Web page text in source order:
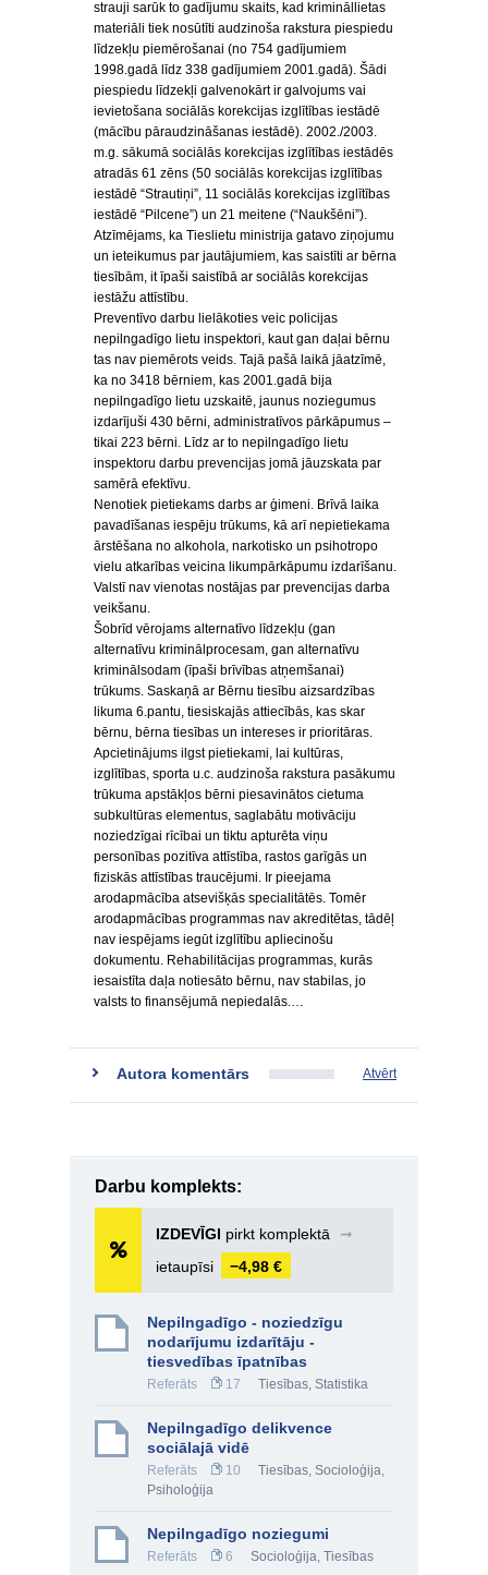
strauji sarūk to gadījumu skaits, kad krimināllietas
materiāli tiek nosūtīti audzinoša rakstura piespiedu
līdzekļu piemērošanai (no 754 gadījumiem
1998.gadā līdz 338 gadījumiem 2001.gadā). Šādi
piespiedu līdzekļi galvenokārt ir galvojums vai
ievietošana sociālās korekcijas izglītības iestādē
(mācību pāraudzināšanas iestādē). 2002./2003.
m.g. sākumā sociālās korekcijas izglītības iestādēs
atradās 61 zēns (50 sociālās korekcijas izglītības
iestādē “Strautiņi”, 11 sociālās korekcijas izglītības
iestādē “Pilcene”) un 21 meitene (“Naukšēni”).
Atzīmējams, ka Tieslietu ministrija gatavo ziņojumu
un ieteikumus par jautājumiem, kas saistīti ar bērna
tiesībām, it īpaši saistībā ar sociālās korekcijas
iestāžu attīstību.
Preventīvo darbu lielākoties veic policijas
nepilngadīgo lietu inspektori, kaut gan daļai bērnu
tas nav piemērots veids. Tajā pašā laikā jāatzīmē,
ka no 3418 bērniem, kas 2001.gadā bija
nepilngadīgo lietu uzskaitē, jaunus noziegumus
izdarījuši 430 bērni, administratīvos pārkāpumus –
tikai 223 bērni. Līdz ar to nepilngadīgo lietu
inspektoru darbu prevencijas jomā jāuzskata par
samērā efektīvu.
Nenotiek pietiekams darbs ar ģimeni. Brīvā laika
pavadīšanas iespēju trūkums, kā arī nepietiekama
ārstēšana no alkohola, narkotisko un psihotropo
vielu atkarības veicina likumpārkāpumu izdarīšanu.
Valstī nav vienotas nostājas par prevencijas darba
veikšanu.
Šobrīd vērojams alternatīvo līdzekļu (gan
alternatīvu kriminālprocesam, gan alternatīvu
kriminālsodam (īpaši brīvības atņemšanai)
trūkums. Saskaņā ar Bērnu tiesību aizsardzības
likuma 6.pantu, tiesiskajās attiecībās, kas skar
bērnu, bērna tiesības un intereses ir prioritāras.
Apcietinājums ilgst pietiekami, lai kultūras,
izglītības, sporta u.c. audzinoša rakstura pasākumu
trūkuma apstākļos bērni piesavinātos cietuma
subkultūras elementus, saglabātu motivāciju
noziedzīgai rīcībai un tiktu apturēta viņu
personības pozitīva attīstība, rastos garīgās un
fiziskās attīstības traucējumi. Ir pieejama
arodapmācība atsevišķās specialitātēs. Tomēr
arodapmācības programmas nav akreditētas, tādēļ
nav iespējams iegūt izglītību apliecinošu
dokumentu. Rehabilitācijas programmas, kurās
iesaistīta daļa notiesāto bērnu, nav stabilas, jo
valsts to finansējumā nepiedalās.…
Autora komentārs Atvērt
Darbu komplekts:
IZDEVĪGI pirkt komplektā
➞
ietaupīsi
−4,98 €
Nepilngadīgo - noziedzīgu
nodarījumu izdarītāju -
tiesvedības īpatnības
Referāts 17 Tiesības, Statistika
Nepilngadīgo delikvence
sociālajā vidē
Referāts 10 Tiesības, Socioloģija,
Psiholoģija
Nepilngadīgo noziegumi
Referāts 6 Socioloģija, Tiesības